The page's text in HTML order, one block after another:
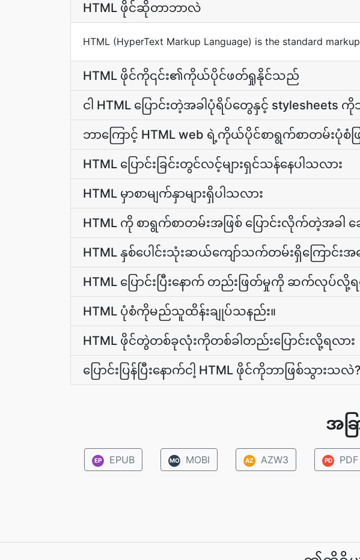
HTML ဖိုင်ဆိုတာဘာလဲ
HTML (HyperText Markup Language) is the standard
HTML ဖိုင်ကို၎င်း၏ကိုယ်ပိုင်ဖတ်ရှုနိုင်သည်
ငါ HTML ပြောင်းတဲ့အခါပုံရိပ်တွေနှင့် stylesheets
ဘာကြောင့် HTML web ရဲ့ကိုယ်ပိုင်စာရွက်စာတမ်းပုံစံ
HTML ပြောင်းခြင်းတွင်လင့်များရှင်သန်နေပါသလား
HTML မှာစာမျက်နှာများရှိပါသလား
HTML ကို စာရွက်စာတမ်းအဖြစ် ပြောင်းလိုက်တဲ့အခါ ခေါ
HTML နှစ်ပေါင်းသုံးဆယ်ကျော်သက်တမ်းရှိကြောင်းအရ
HTML ပြောင်းပြီးနောက် တည်းဖြတ်မှုကို ဆက်လုပ်လို့ရ
HTML ပုံစံကိုမည်သူထိန်းချုပ်သနည်း။
HTML ဖိုင်တွဲတစ်ခုလုံးကိုတစ်ခါတည်းပြောင်းလို့ရလား
ပြောင်းပြန်ပြီးနောက်ငါ့ HTML ဖိုင်ကိုဘာဖြစ်သွားသလဲ?
အခြ
EP EPUB MO MOBI AZ AZW3 PD PDF